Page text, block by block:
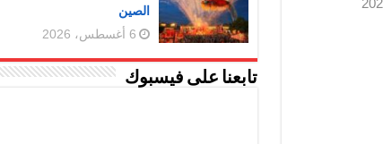
الصين
6 أغسطس، 2026
تابعنا على فيسبوك